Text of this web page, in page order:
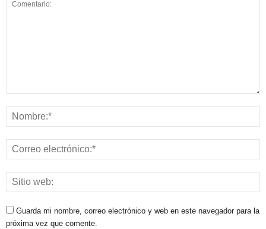
Guarda mi nombre, correo electrónico y web en este navegador para la
próxima vez que comente.